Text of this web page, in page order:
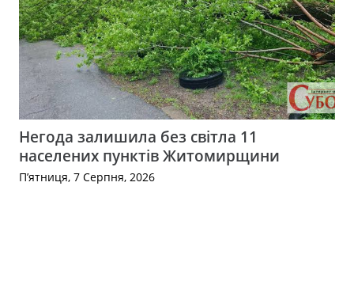
Негода залишила без світла 11
населених пунктів Житомирщини
П’ятниця, 7 Серпня, 2026